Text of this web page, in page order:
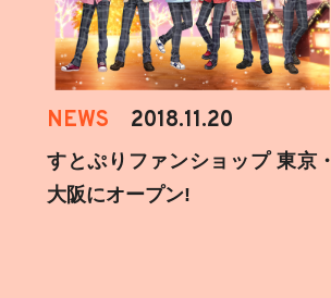
NEWS 2018.11.20
すとぷりファンショップ 東京・
大阪にオープン!